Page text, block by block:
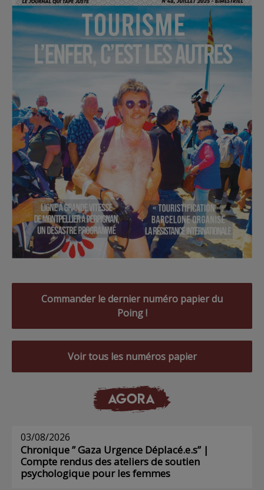
Commander le dernier numéro papier du
Poing !
Voir tous les numéros papier
AGORA
03/08/2026
Chronique ” Gaza Urgence Déplacé.e.s” |
Compte rendus des ateliers de soutien
psychologique pour les femmes